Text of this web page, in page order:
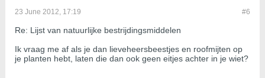
#6
23 June 2012, 17:19
Re: Lijst van natuurlijke bestrijdingsmiddelen
Ik vraag me af als je dan lieveheersbeestjes en roofmijten op
je planten hebt, laten die dan ook geen eitjes achter in je wiet?